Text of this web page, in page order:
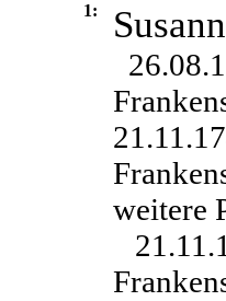
1:
weitere